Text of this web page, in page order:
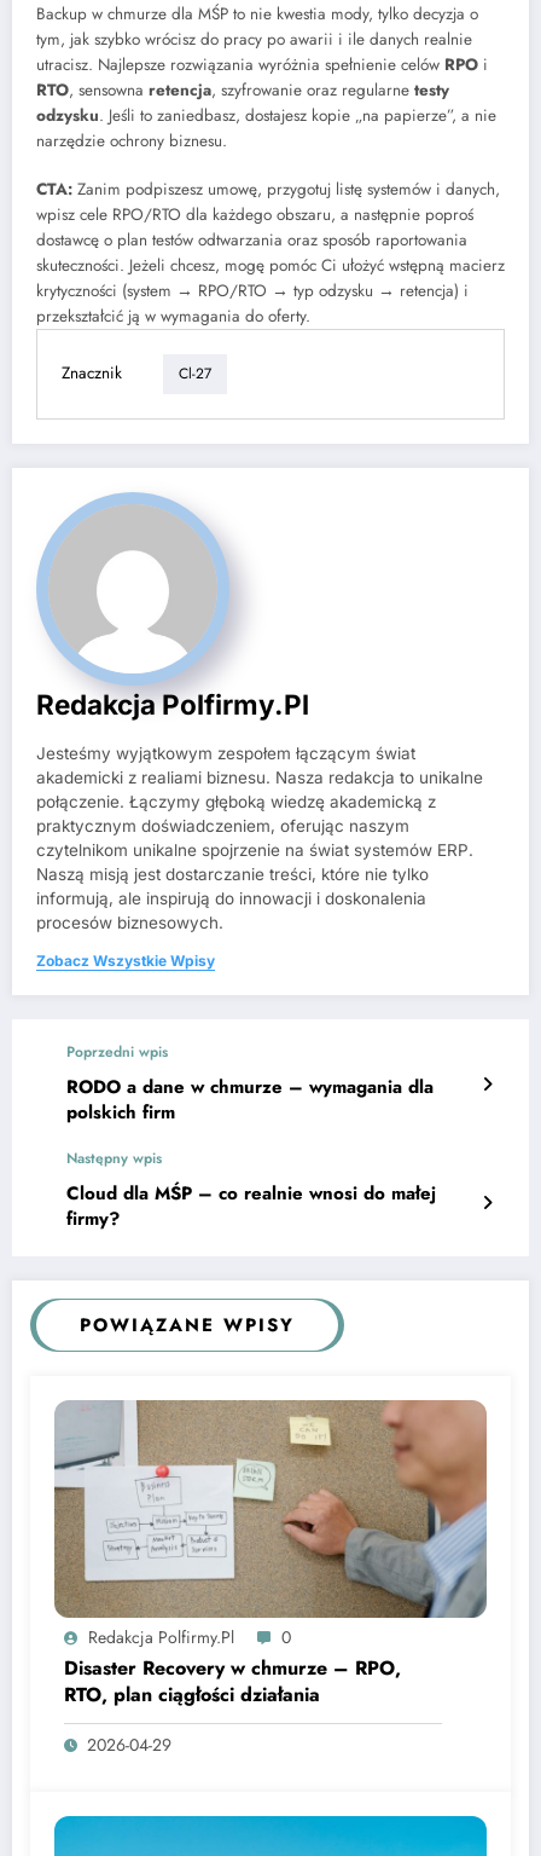
Backup w chmurze dla MŚP to nie kwestia mody, tylko decyzja o
tym, jak szybko wrócisz do pracy po awarii i ile danych realnie
utracisz. Najlepsze rozwiązania wyróżnia spełnienie celów RPO i
RTO, sensowna retencja, szyfrowanie oraz regularne testy
odzysku. Jeśli to zaniedbasz, dostajesz kopie „na papierze”, a nie
narzędzie ochrony biznesu.
CTA: Zanim podpiszesz umowę, przygotuj listę systemów i danych,
wpisz cele RPO/RTO dla każdego obszaru, a następnie poproś
dostawcę o plan testów odtwarzania oraz sposób raportowania
skuteczności. Jeżeli chcesz, mogę pomóc Ci ułożyć wstępną macierz
krytyczności (system → RPO/RTO → typ odzysku → retencja) i
przekształcić ją w wymagania do oferty.
Znacznik Cl-27
Redakcja Polfirmy.pl
Jesteśmy wyjątkowym zespołem łączącym świat
akademicki z realiami biznesu. Nasza redakcja to unikalne
połączenie. Łączymy głęboką wiedzę akademicką z
praktycznym doświadczeniem, oferując naszym
czytelnikom unikalne spojrzenie na świat systemów ERP.
Naszą misją jest dostarczanie treści, które nie tylko
informują, ale inspirują do innowacji i doskonalenia
procesów biznesowych.
Zobacz Wszystkie Wpisy
Poprzedni wpis
RODO a dane w chmurze – wymagania dla
polskich firm
Następny wpis
Cloud dla MŚP – co realnie wnosi do małej
firmy?
POWIĄZANE WPISY
Redakcja Polfirmy.pl 0
Disaster Recovery w chmurze – RPO,
RTO, plan ciągłości działania
2026-04-29